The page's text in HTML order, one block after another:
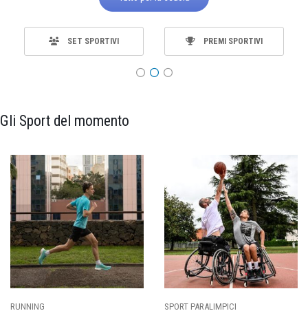
SET SPORTIVI PREMI SPORTIVI
Gli Sport del momento
CALCIO